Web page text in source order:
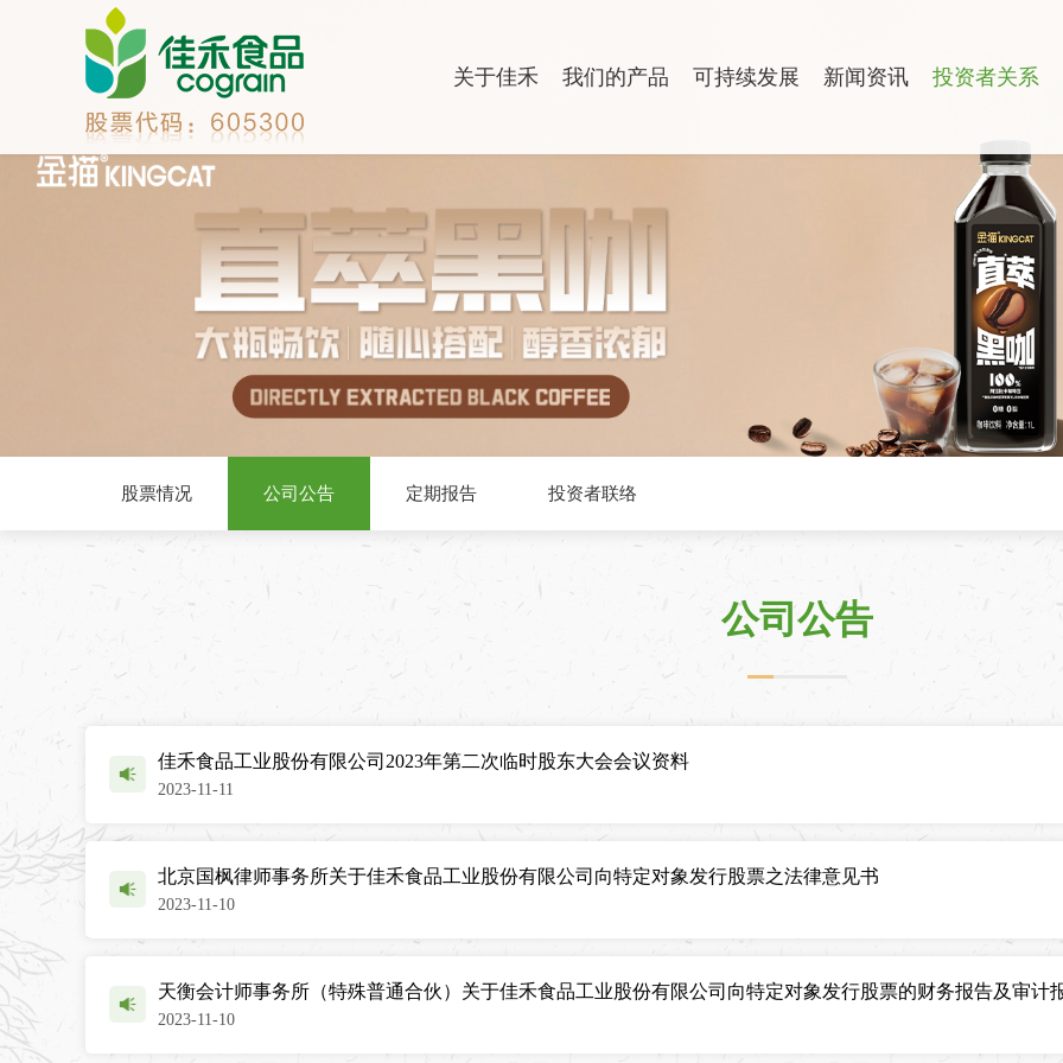
关于佳禾 我们的产品 可持续发展 新闻资讯 投资者关系
股票情况 公司公告 定期报告 投资者联络
公司公告
佳禾食品工业股份有限公司2023年第二次临时股东大会会议资料
2023-11-11
北京国枫律师事务所关于佳禾食品工业股份有限公司向特定对象发行股票之法律意见书
2023-11-10
天衡会计师事务所（特殊普通合伙）关于佳禾食品工业股份有限公司向特定对象发行股票的财务报告及审计
2023-11-10